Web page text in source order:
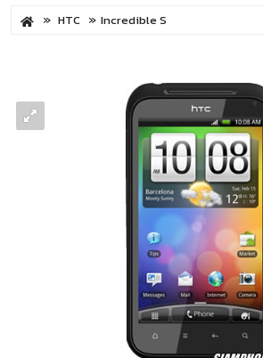
HTC Incredible S